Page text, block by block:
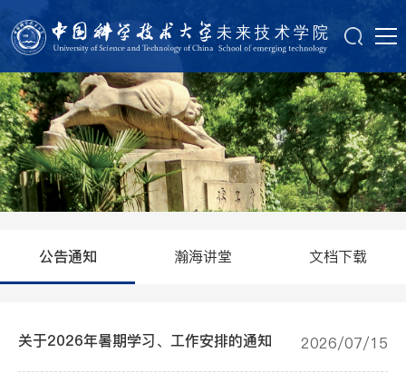
公告通知 瀚海讲堂 文档下载
关于2026年暑期学习、工作安排的通知 2026/07/15